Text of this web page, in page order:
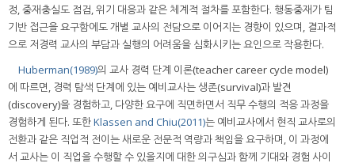
정, 중재충실도 점검, 위기 대응과 같은 체계적 절차를 포함한다. 행동중재가 팀
기반 접근을 요구함에도 개별 교사의 전담으로 이어지는 경향이 있으며, 결과적
으로 저경력 교사의 부담과 실행의 어려움을 심화시키는 요인으로 작용한다.
Huberman(1989)의 교사 경력 단계 이론(teacher career cycle model)
에 따르면, 경력 탐색 단계에 있는 예비교사는 생존(survival)과 발견
(discovery)을 경험하고, 다양한 요구에 직면하면서 직무 수행의 적응 과정을
경험하게 된다. 또한Klassen and Chiu(2011)는 예비교사에서 현직 교사로의
전환과 같은 직업적 전이는 새로운 전문적 역량과 책임을 요구하며, 이 과정에
서 교사는 이 직업을 수행할 수 있을지에 대한 의구심과 함께 기대와 경험 사이